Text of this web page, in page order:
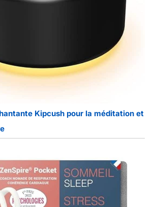
Kipcush pour la méditation et